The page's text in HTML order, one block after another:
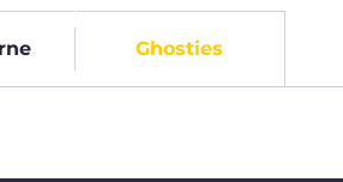
Ghosties